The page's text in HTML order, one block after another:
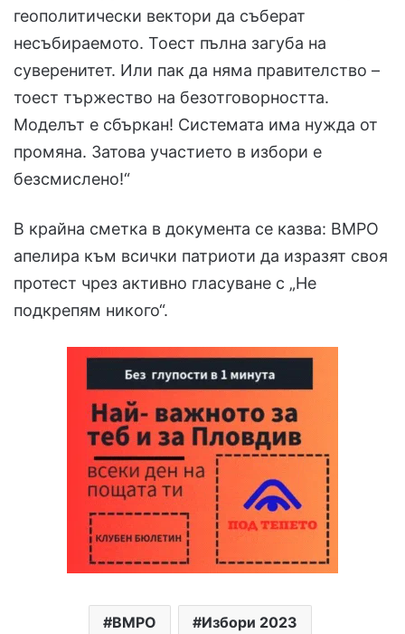
геополитически вектори да съберат
несъбираемото. Тоест пълна загуба на
суверенитет. Или пак да няма правителство –
тоест тържество на безотговорността.
Моделът е сбъркан! Системата има нужда от
промяна. Затова участието в избори е
безсмислено!“
В крайна сметка в документа се казва: ВМРО
апелира към всички патриоти да изразят своя
протест чрез активно гласуване с „Не
подкрепям никого“.
ВМРО Избори 2023